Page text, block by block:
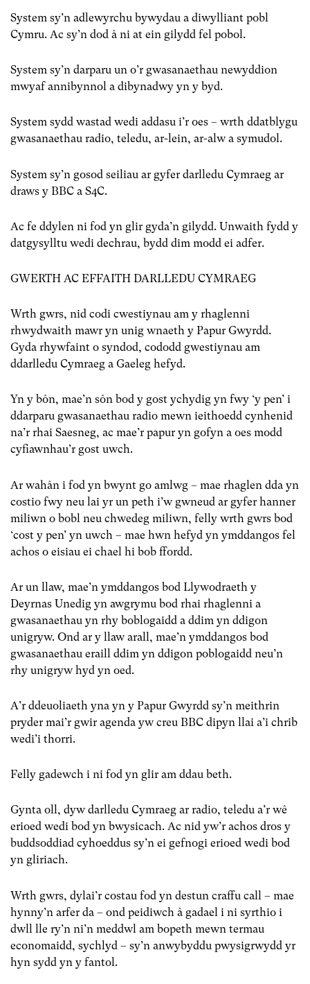
System sy’n adlewyrchu bywydau a diwylliant pobl
Cymru. Ac sy’n dod â ni at ein gilydd fel pobol.
System sy’n darparu un o’r gwasanaethau newyddion
mwyaf annibynnol a dibynadwy yn y byd.
System sydd wastad wedi addasu i’r oes – wrth ddatblygu
gwasanaethau radio, teledu, ar-lein, ar-alw a symudol.
System sy’n gosod seiliau ar gyfer darlledu Cymraeg ar
draws y BBC a S4C.
Ac fe ddylen ni fod yn glir gyda’n gilydd. Unwaith fydd y
datgysylltu wedi dechrau, bydd dim modd ei adfer.
GWERTH AC EFFAITH DARLLEDU CYMRAEG
Wrth gwrs, nid codi cwestiynau am y rhaglenni
rhwydwaith mawr yn unig wnaeth y Papur Gwyrdd.
Gyda rhywfaint o syndod, cododd gwestiynau am
ddarlledu Cymraeg a Gaeleg hefyd.
Yn y bôn, mae’n sôn bod y gost ychydig yn fwy ‘y pen’ i
ddarparu gwasanaethau radio mewn ieithoedd cynhenid
na’r rhai Saesneg, ac mae’r papur yn gofyn a oes modd
cyfiawnhau’r gost uwch.
Ar wahân i fod yn bwynt go amlwg – mae rhaglen dda yn
costio fwy neu lai yr un peth i’w gwneud ar gyfer hanner
miliwn o bobl neu chwedeg miliwn, felly wrth gwrs bod
‘cost y pen’ yn uwch – mae hwn hefyd yn ymddangos fel
achos o eisiau ei chael hi bob ffordd.
Ar un llaw, mae’n ymddangos bod Llywodraeth y
Deyrnas Unedig yn awgrymu bod rhai rhaglenni a
gwasanaethau yn rhy boblogaidd a ddim yn ddigon
unigryw. Ond ar y llaw arall, mae’n ymddangos bod
gwasanaethau eraill ddim yn ddigon poblogaidd neu’n
rhy unigryw hyd yn oed.
A’r ddeuoliaeth yna yn y Papur Gwyrdd sy’n meithrin
pryder mai’r gwir agenda yw creu BBC dipyn llai a’i chrib
wedi’i thorri.
Felly gadewch i ni fod yn glir am ddau beth.
Gynta oll, dyw darlledu Cymraeg ar radio, teledu a’r wê
erioed wedi bod yn bwysicach. Ac nid yw’r achos dros y
buddsoddiad cyhoeddus sy’n ei gefnogi erioed wedi bod
yn gliriach.
Wrth gwrs, dylai’r costau fod yn destun craffu call – mae
hynny’n arfer da – ond peidiwch â gadael i ni syrthio i
dwll lle ry’n ni’n meddwl am bopeth mewn termau
economaidd, sychlyd – sy’n anwybyddu pwysigrwydd yr
hyn sydd yn y fantol.